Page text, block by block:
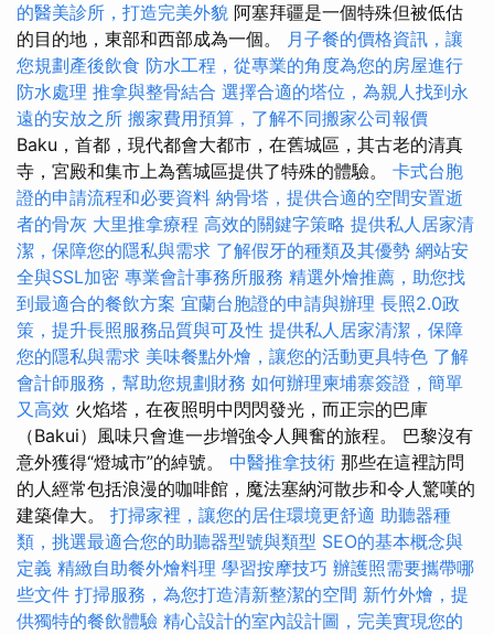
的醫美診所，打造完美外貌 阿塞拜疆是一個特殊但被低估
的目的地，東部和西部成為一個。 月子餐的價格資訊，讓
您規劃產後飲食 防水工程，從專業的角度為您的房屋進行
防水處理 推拿與整骨結合 選擇合適的塔位，為親人找到永
遠的安放之所 搬家費用預算，了解不同搬家公司報價
Baku，首都，現代都會大都市，在舊城區，其古老的清真
寺，宮殿和集市上為舊城區提供了特殊的體驗。 卡式台胞
證的申請流程和必要資料 納骨塔，提供合適的空間安置逝
者的骨灰 大里推拿療程 高效的關鍵字策略 提供私人居家清
潔，保障您的隱私與需求 了解假牙的種類及其優勢 網站安
全與SSL加密 專業會計事務所服務 精選外燴推薦，助您找
到最適合的餐飲方案 宜蘭台胞證的申請與辦理 長照2.0政
策，提升長照服務品質與可及性 提供私人居家清潔，保障
您的隱私與需求 美味餐點外燴，讓您的活動更具特色 了解
會計師服務，幫助您規劃財務 如何辦理柬埔寨簽證，簡單
又高效 火焰塔，在夜照明中閃閃發光，而正宗的巴庫
（Bakui）風味只會進一步增強令人興奮的旅程。 巴黎沒有
意外獲得“燈城市”的綽號。 中醫推拿技術 那些在這裡訪問
的人經常包括浪漫的咖啡館，魔法塞納河散步和令人驚嘆的
建築偉大。 打掃家裡，讓您的居住環境更舒適 助聽器種
類，挑選最適合您的助聽器型號與類型 SEO的基本概念與
定義 精緻自助餐外燴料理 學習按摩技巧 辦護照需要攜帶哪
些文件 打掃服務，為您打造清新整潔的空間 新竹外燴，提
供獨特的餐飲體驗 精心設計的室內設計圖，完美實現您的